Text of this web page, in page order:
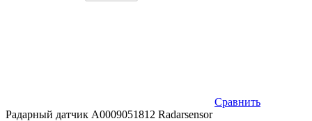
Сравнить
Радарный датчик A0009051812 Radarsensor